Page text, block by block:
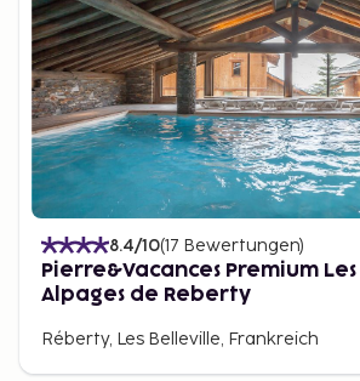
8.4/10(17 Bewertungen)
Pierre&Vacances Premium Les
Alpages de Reberty
Réberty, Les Belleville, Frankreich